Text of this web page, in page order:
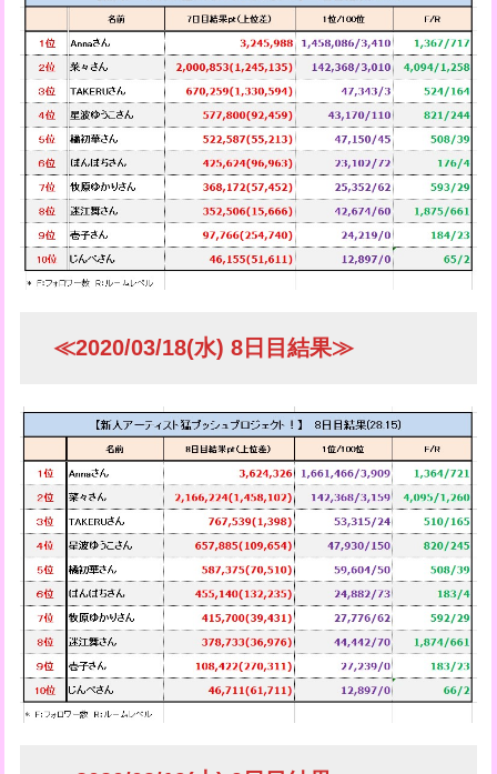
≪2020/03/18(水) 8日目結果≫